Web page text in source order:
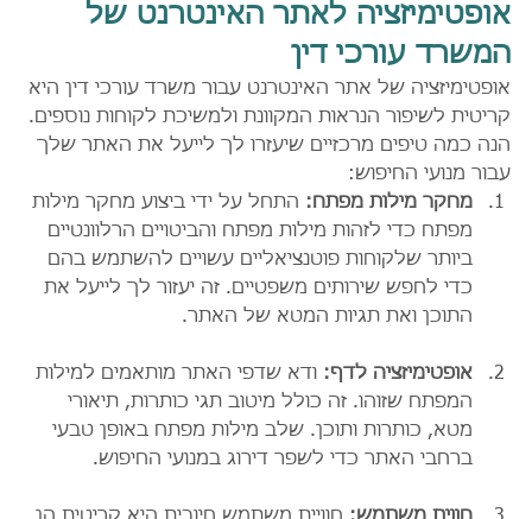
אופטימיזציה לאתר האינטרנט של
המשרד עורכי דין
אופטימיזציה של אתר האינטרנט עבור משרד עורכי דין היא
קריטית לשיפור הנראות המקוונת ולמשיכת לקוחות נוספים.
הנה כמה טיפים מרכזיים שיעזרו לך לייעל את האתר שלך
עבור מנועי החיפוש:
מחקר מילות מפתח: התחל על ידי ביצוע מחקר מילות
מפתח כדי לזהות מילות מפתח והביטויים הרלוונטיים
ביותר שלקוחות פוטנציאליים עשויים להשתמש בהם
כדי לחפש שירותים משפטיים. זה יעזור לך לייעל את
התוכן ואת תגיות המטא של האתר.
אופטימיזציה לדף: ודא שדפי האתר מותאמים למילות
המפתח שזוהו. זה כולל מיטוב תגי כותרות, תיאורי
מטא, כותרות ותוכן. שלב מילות מפתח באופן טבעי
ברחבי האתר כדי לשפר דירוג במנועי החיפוש.